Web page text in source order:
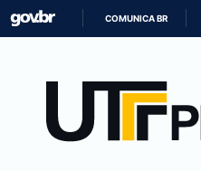
COMUNICA BR